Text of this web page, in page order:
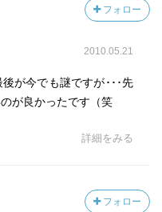
フォロー
2010.05.21
が今でも謎ですが･･･先
が良かったです（笑
詳細をみる
フォロー